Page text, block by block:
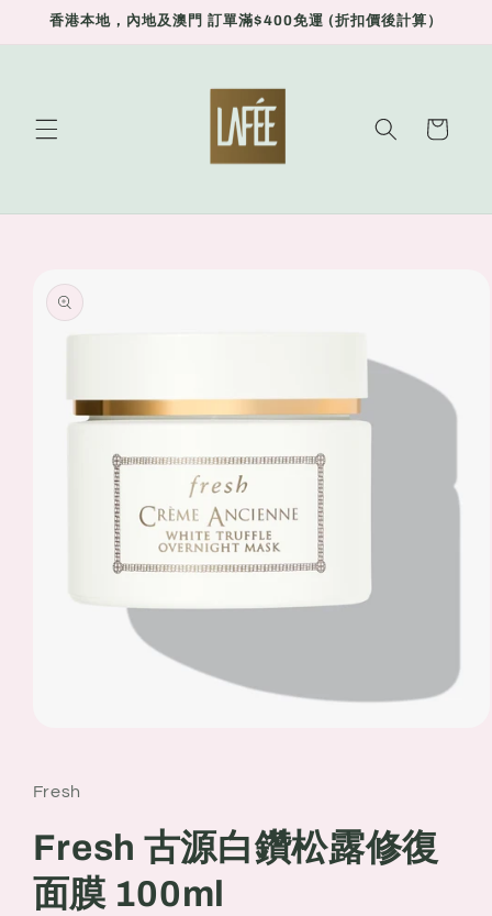
Skip to
香港本地，內地及澳門 訂單滿$400免運 (折扣價後計算）
Cart
product
information
in
modal
Fresh
Fresh 古源白鑽松露修復
面膜 100ml